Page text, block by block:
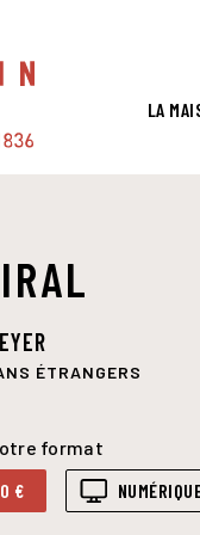
LA
ÉTRANGERS
format
€